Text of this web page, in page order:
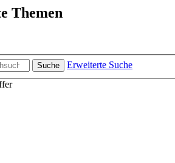
Themen
Suche
Erweiterte Suche